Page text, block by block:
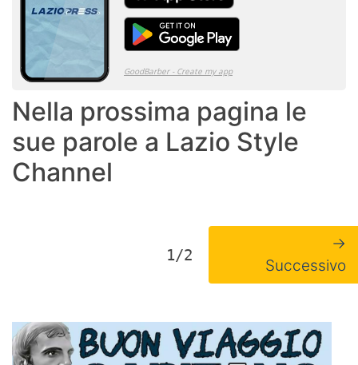
Nella prossima pagina le
sue parole a Lazio Style
Channel
1/2
→
Successivo